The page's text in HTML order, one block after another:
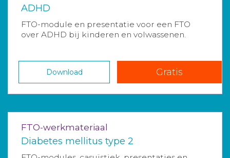
ADHD
FTO-module en presentatie voor een FTO
over ADHD bij kinderen en volwassenen.
Download Gratis
FTO-werkmateriaal
Diabetes mellitus type 2